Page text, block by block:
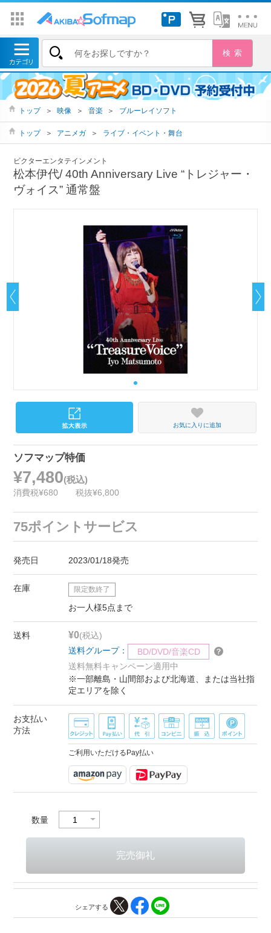
トップ ＞ 映像 ＞ 音楽 ＞ ブルーレイソフト
トップ ＞ アニメガ ＞ ライブ・イベント・舞台
ビクターエンタテインメント
松本伊代/ 40th Anniversary Live “トレジャー・
ヴォイス” 通常盤
お気に入りに追加
ソフマップ特価
¥7,480(税込)
消費税¥680 税抜¥6,800
75ポイントサービス
発売日 2023/01/18発売
在庫 限定数終了
お一人様5点まで
送料 ¥0(税込)
送料グループ：
BD/DVD/音楽CD
送料無料キャンペーン適用中
※一部離島・山間部および北海道、または当社指
定エリアを除く
お支払い
方法
ご利用いただけるPay払い
数量
シェアする